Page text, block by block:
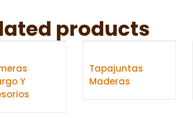
products
Y
Tapajuntas
Maderas